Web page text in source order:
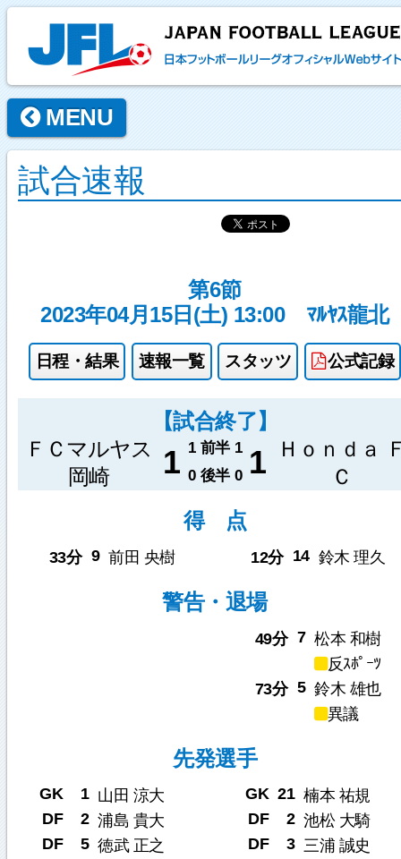
MENU
試合速報
第6節
2023年04月15日(土) 13:00
ﾏﾙﾔｽ龍北
日程・結果 速報一覧 スタッツ 公式記録
【試合終了】
ＦＣマルヤス
岡崎
1 1 前半 1 1
Ｈｏｎｄａ
Ｃ
0 後半 0
得 点
33分 9 前田 央樹 12分 14 鈴木 理久
警告・退場
49分 7 松本 和樹
反ｽﾎﾟｰﾂ
73分 5 鈴木 雄也
異議
先発選手
GK 1 山田 涼大
DF
2 浦島 貴大
DF
5 徳武 正之
GK 21 楠本 祐規
DF
2 池松 大騎
DF
3 三浦 誠史